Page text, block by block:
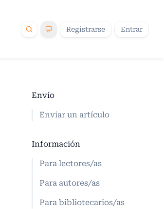
Registrarse Entrar
Envío
Enviar un artículo
Información
Para lectores/as
Para autores/as
Para bibliotecarios/as